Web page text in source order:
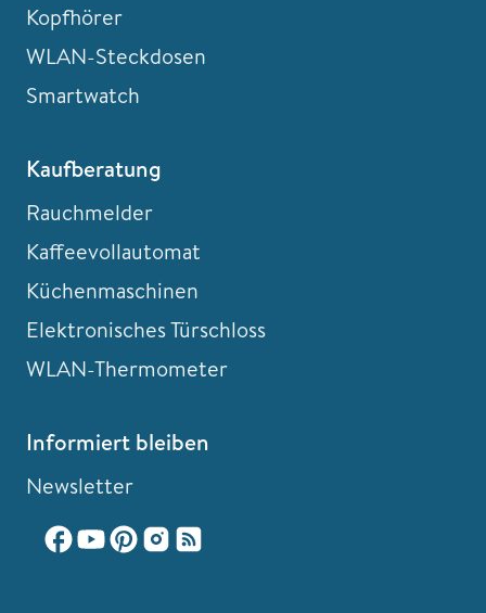
Kopfhörer
WLAN-Steckdosen
Smartwatch
Kaufberatung
Rauchmelder
Kaffeevollautomat
Küchenmaschinen
Elektronisches Türschloss
WLAN-Thermometer
Informiert bleiben
Newsletter